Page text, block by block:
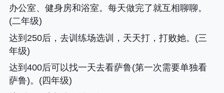
办公室、健身房和浴室。每天做完了就互相聊聊。
(二年级)
达到250后，去训练场选训，天天打，打败她。(三
年级)
达到400后可以找一天去看萨鲁(第一次需要单独看
萨鲁)。(四年级)